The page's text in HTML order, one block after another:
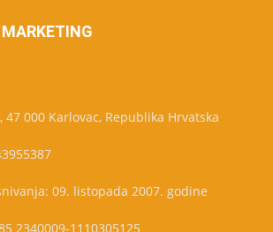
47 000 Karlovac, Republika Hrvatska
09. listopada 2007. godine
2340009-1110305125